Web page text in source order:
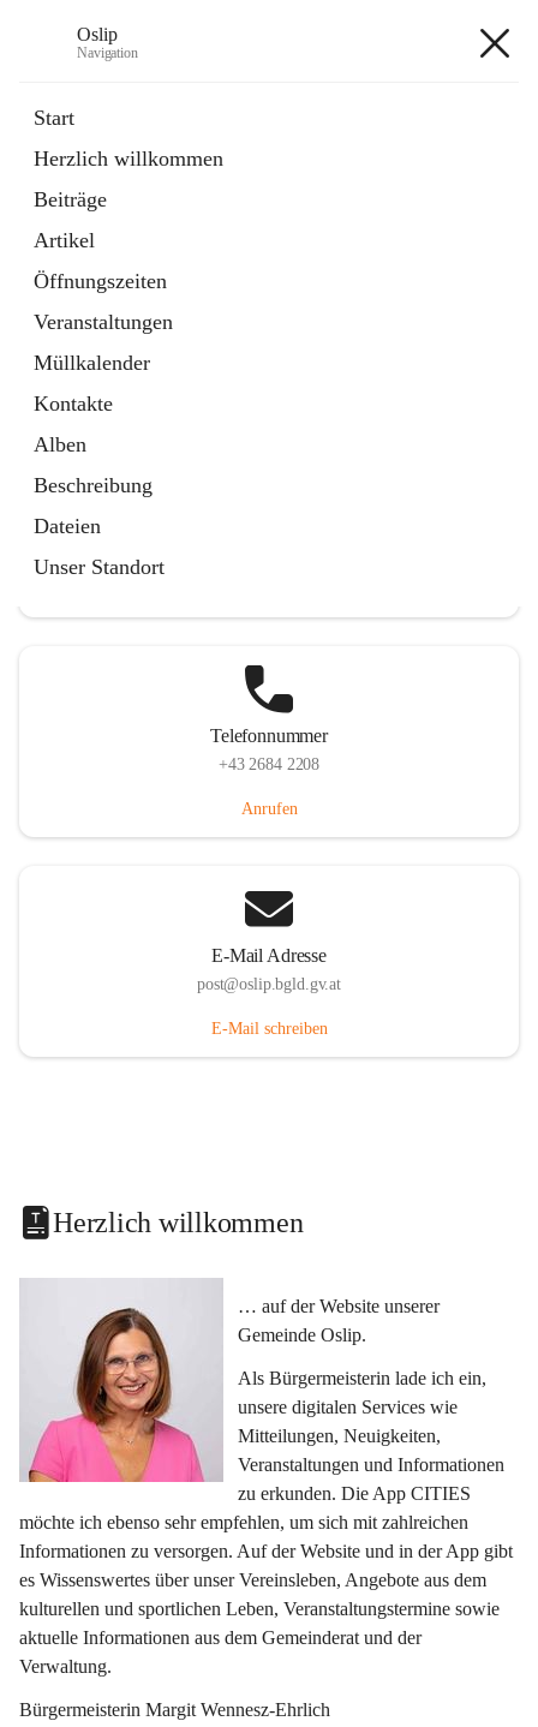
Oslip
Navigation
Start
Herzlich willkommen
Beiträge
Artikel
Öffnungszeiten
Veranstaltungen
Müllkalender
Kontakte
Alben
Beschreibung
Dateien
Unser Standort
Externe Webseite
in
Tab
Bundeskanzleramt Österreich
Externe Webseite
öffnet
in
neuem
Tab
Telefonnummer
+43 2684 2208
Anrufen
E-Mail Adresse
post@oslip.bgld.gv.at
E-Mail schreiben
Herzlich willkommen
… auf der Website unserer
Gemeinde Oslip.
Als Bürgermeisterin lade ich ein,
unsere digitalen Services wie
Mitteilungen, Neuigkeiten,
Veranstaltungen und Informationen
zu erkunden. Die App CITIES
möchte ich ebenso sehr empfehlen, um sich mit zahlreichen
Informationen zu versorgen. Auf der Website und in der App gibt
es Wissenswertes über unser Vereinsleben, Angebote aus dem
kulturellen und sportlichen Leben, Veranstaltungstermine sowie
aktuelle Informationen aus dem Gemeinderat und der
Verwaltung.
Bürgermeisterin Margit Wennesz-Ehrlich